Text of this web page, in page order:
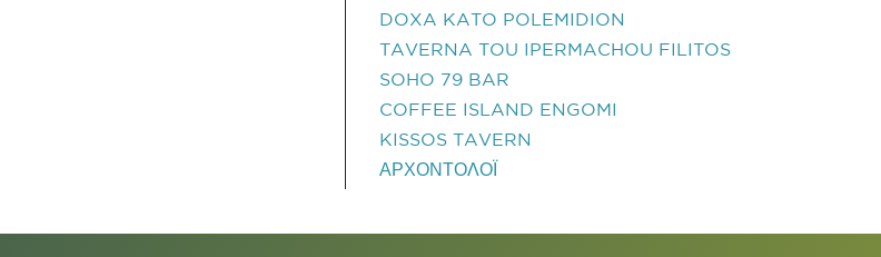
DOXA KATO POLEMIDION
TAVERNA TOU IPERMACHOU FILITOS
SOHO 79 BAR
COFFEE ISLAND ENGOMI
KISSOS TAVERN
ΑΡΧΟΝΤΟΛΟΪ